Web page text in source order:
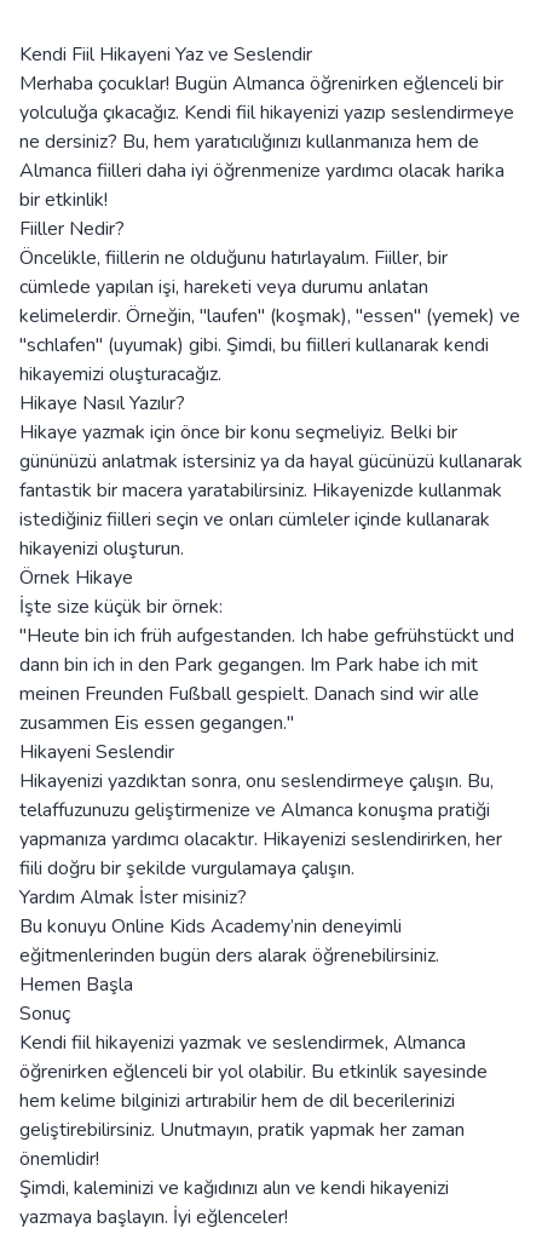
Kendi Fiil Hikayeni Yaz ve Seslendir
Merhaba çocuklar! Bugün Almanca öğrenirken eğlenceli bir
yolculuğa çıkacağız. Kendi fiil hikayenizi yazıp seslendirmeye
ne dersiniz? Bu, hem yaratıcılığınızı kullanmanıza hem de
Almanca fiilleri daha iyi öğrenmenize yardımcı olacak harika
bir etkinlik!
Fiiller Nedir?
Öncelikle, fiillerin ne olduğunu hatırlayalım. Fiiller, bir
cümlede yapılan işi, hareketi veya durumu anlatan
kelimelerdir. Örneğin, "laufen" (koşmak), "essen" (yemek) ve
"schlafen" (uyumak) gibi. Şimdi, bu fiilleri kullanarak kendi
hikayemizi oluşturacağız.
Hikaye Nasıl Yazılır?
Hikaye yazmak için önce bir konu seçmeliyiz. Belki bir
gününüzü anlatmak istersiniz ya da hayal gücünüzü kullanarak
fantastik bir macera yaratabilirsiniz. Hikayenizde kullanmak
istediğiniz fiilleri seçin ve onları cümleler içinde kullanarak
hikayenizi oluşturun.
Örnek Hikaye
İşte size küçük bir örnek:
"Heute bin ich früh aufgestanden. Ich habe gefrühstückt und
dann bin ich in den Park gegangen. Im Park habe ich mit
meinen Freunden Fußball gespielt. Danach sind wir alle
zusammen Eis essen gegangen."
Hikayeni Seslendir
Hikayenizi yazdıktan sonra, onu seslendirmeye çalışın. Bu,
telaffuzunuzu geliştirmenize ve Almanca konuşma pratiği
yapmanıza yardımcı olacaktır. Hikayenizi seslendirirken, her
fiili doğru bir şekilde vurgulamaya çalışın.
Yardım Almak İster misiniz?
Bu konuyu Online Kids Academy’nin deneyimli
eğitmenlerinden bugün ders alarak öğrenebilirsiniz.
Hemen Başla
Sonuç
Kendi fiil hikayenizi yazmak ve seslendirmek, Almanca
öğrenirken eğlenceli bir yol olabilir. Bu etkinlik sayesinde
hem kelime bilginizi artırabilir hem de dil becerilerinizi
geliştirebilirsiniz. Unutmayın, pratik yapmak her zaman
önemlidir!
Şimdi, kaleminizi ve kağıdınızı alın ve kendi hikayenizi
yazmaya başlayın. İyi eğlenceler!